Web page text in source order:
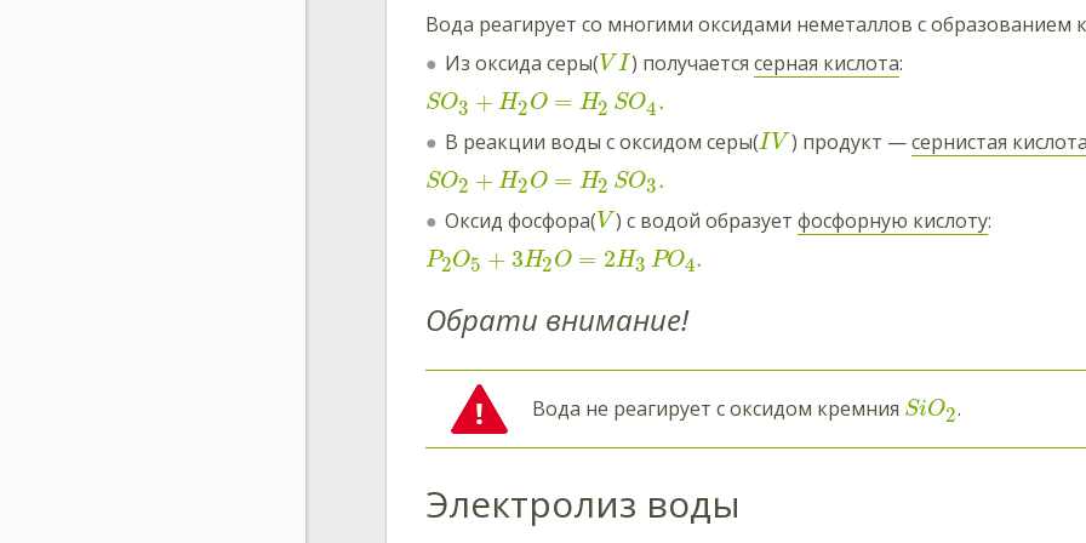
Вода реагирует со многими оксидами неметаллов c образованием
Из оксида серы( V I) получается серная кислота:
SO3 + H2O = H2 SO4.
В реакции воды с оксидом серы(I V ) продукт —сернистая кислота
SO2 + H2O = H2 SO3.
Оксид фосфора( V ) с водой образуетфосфорную кислоту:
P2O5 + 3H2O = 2H3 PO4.
Обрати внимание!
Вода не реагирует с оксидом кремния SiO2.
Электролиз воды